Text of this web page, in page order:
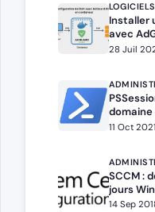
LOGICIELS
Installer
avec
28 Juil
domaine
11 Oct 2021
SCCM :
jours
existant
14 Sep